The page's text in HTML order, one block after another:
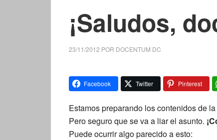
¡Saludos,
23/11/2012 POR DOCENTUM DC
Facebook Twitter Pinterest
Estamos preparando los contenidos de
Pero seguro que se va a liar el asunto.
Puede ocurrir algo parecido a esto: